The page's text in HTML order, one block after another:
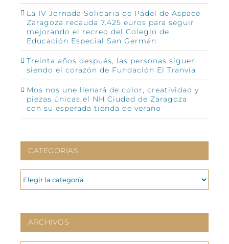
La IV Jornada Solidaria de Pádel de Aspace
Zaragoza recauda 7.425 euros para seguir
mejorando el recreo del Colegio de
Educación Especial San Germán
Treinta años después, las personas siguen
siendo el corazón de Fundación El Tranvía
Mos nos une llenará de color, creatividad y
piezas únicas el NH Ciudad de Zaragoza
con su esperada tienda de verano
CATEGORIAS
CATEGORIAS
ARCHIVOS